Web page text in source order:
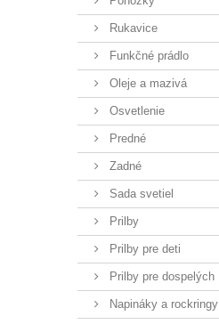
Rukavice
Funkčné prádlo
Oleje a mazivá
Osvetlenie
Predné
Zadné
Sada svetiel
Prilby
Prilby pre deti
Prilby pre dospelých
Napináky a rockringy